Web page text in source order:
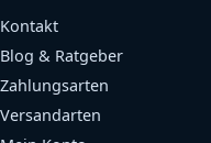
Kontakt
Blog & Ratgeber
Zahlungsarten
Versandarten